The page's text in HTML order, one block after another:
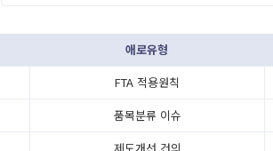
애로유형
FTA 적용원칙
품목분류 이슈